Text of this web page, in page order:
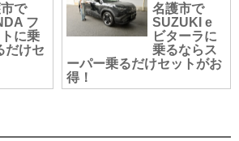
で
フ
に乗
だけセ
名護市で
SUZUKI e
ビターラに
乗るならス
ーパー乗るだけセットがお
得！